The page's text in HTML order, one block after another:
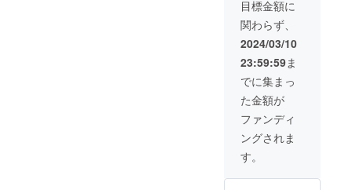
いてお
りま
す。
し利用
可 ・ド
リンク
のみで
も利用
可 ※有
効期限
は
RenSa
オープ
ンから5
す。 ※
目標金額に
関わらず、
2024/03/10
23:59:59ま
でに集まっ
た金額が
ファンディ
ングされま
す。